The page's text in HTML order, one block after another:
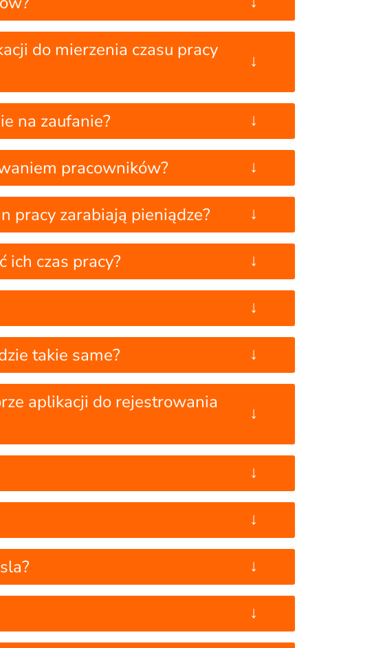
do mierzenia czasu pracy
↓
na zaufanie? ↓
pracowników? ↓
pracy zarabiają pieniądze? ↓
ich czas pracy? ↓
↓
takie same? ↓
aplikacji do rejestrowania
↓
↓
↓
↓
↓